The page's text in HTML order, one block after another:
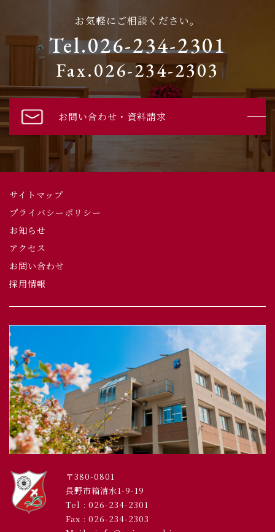
お気軽にご相談ください。
Tel.026-234-2301
Fax.026-234-2303
お問い合わせ・資料請求
サイトマップ
プライバシーポリシー
お知らせ
アクセス
お問い合わせ
採用情報
〒380-0801
長野市箱清水1-9-19
Tel : 026-234-2301
Fax : 026-234-2303